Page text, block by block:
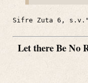
Sifre Zuta 6,
Let there Be No